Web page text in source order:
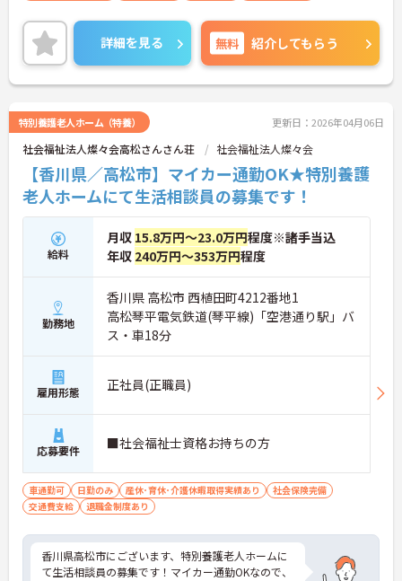
詳細を見る 無料 紹介してもらう
特別養護老人ホーム（特養） 更新日：2026年04月06日
社会福祉法人燦々会高松さんさん荘 社会福祉法人燦々会
【香川県／高松市】マイカー通勤OK★特別養護
老人ホームにて生活相談員の募集です！
給料
月収 15.8万円～23.0万円程度※諸手当込
年収 240万円～353万円程度
勤務地
香川県 高松市 西植田町4212番地1
高松琴平電気鉄道(琴平線)「空港通り駅」バ
ス・車18分
雇用形態 正社員(正職員)
応募要件 ■社会福祉士資格お持ちの方
車通勤可 日勤のみ 産休･育休･介護休暇取得実績あり
社会保険完備
交通費支給
退職金制度あり
香川県高松市にございます、特別養護老人ホームに
て生活相談員の募集です！マイカー通勤OKなので、